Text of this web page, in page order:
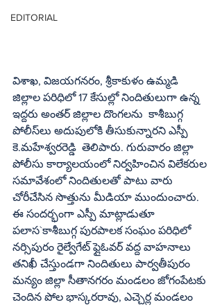
EDITORIAL
విశాఖ, విజయగనరం, శ్రీకాకుళం ఉమ్మడి
జిల్లాల పరిధిలో 17 కేసుల్లో నిందితులుగా ఉన్న
ఇద్దరు అంతర్‌ జిల్లాల దొంగలను  కాశీబుగ్గ
పోలీస్‌లు అదుపులోకి తీసుకున్నారని ఎస్పీ
కె.మహేశ్వరరెడ్డి  తెలిపారు. గురువారం జిల్లా
పోలీసు కార్యాలయంలో నిర్వహించిన విలేకరుల
సమావేశంలో నిందితులతో పాటు వారు
చోరీచేసిన సొత్తును మీడియా ముందుంచారు.
ఈ సందర్భంగా ఎస్పీ మాట్లాడుతూ
పలాస`కాశీబుగ్గ పురపాలక సంఘం పరిధిలో
నర్సిపురం రైల్వేగేట్‌ ఫ్లైఓవర్‌ వద్ద వాహనాలు
తనిఖీ చేస్తుండగా నిందితులు పార్వతీపురం
మన్యం జిల్లా సీతానగరం మండలం జోగంపేటకు
చెందిన పోల భాస్కరరావు, ఎచ్చెర్ల మండలం